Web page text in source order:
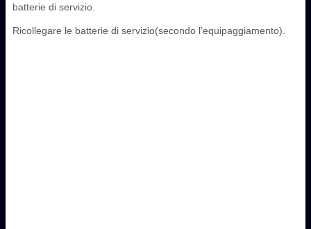
batterie di servizio.
Ricollegare le batterie di servizio(secondo l’equipaggiamento).